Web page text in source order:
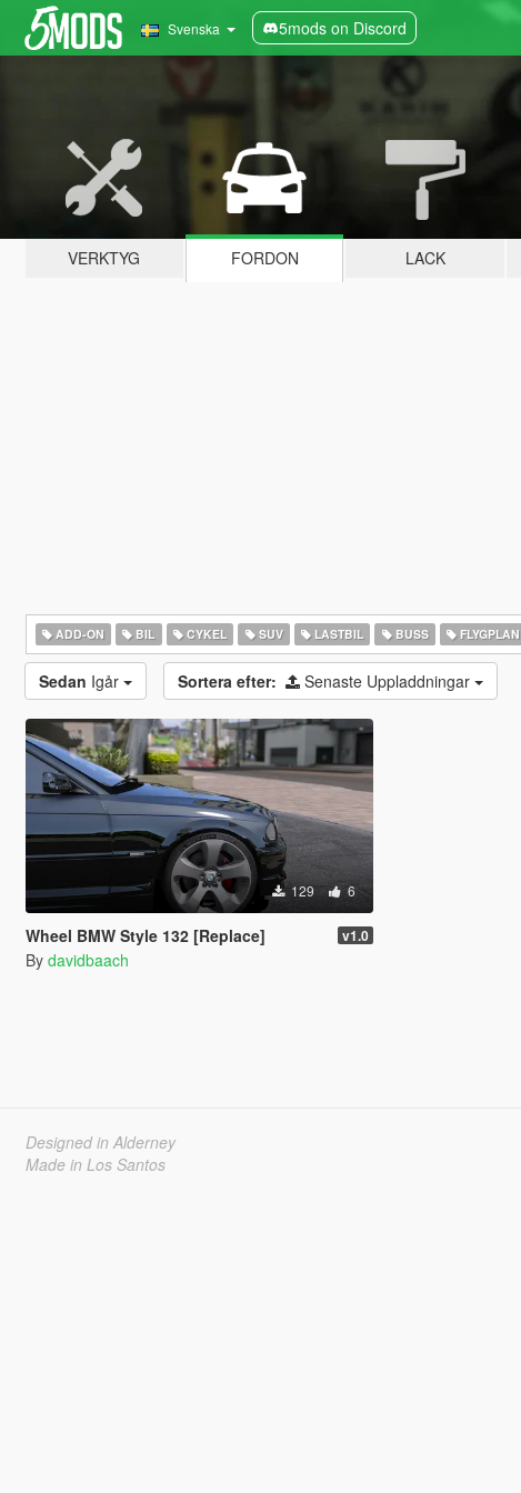
Svenska 5mods on Discord
VERKTYG FORDON LACK
ADD-ON BIL CYKEL SUV LASTBIL BUSS FLYGPLAN
Sedan Igår Sortera efter: Senaste Uppladdningar
129 6
Wheel BMW Style 132 [Replace] v1.0
By davidbaach
Designed in Alderney
Made in Los Santos